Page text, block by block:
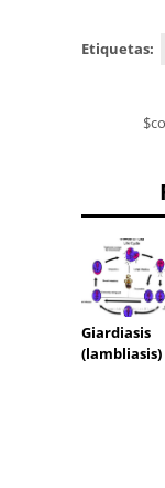
Etiquetas:
Giardiasis
(lambliasis)